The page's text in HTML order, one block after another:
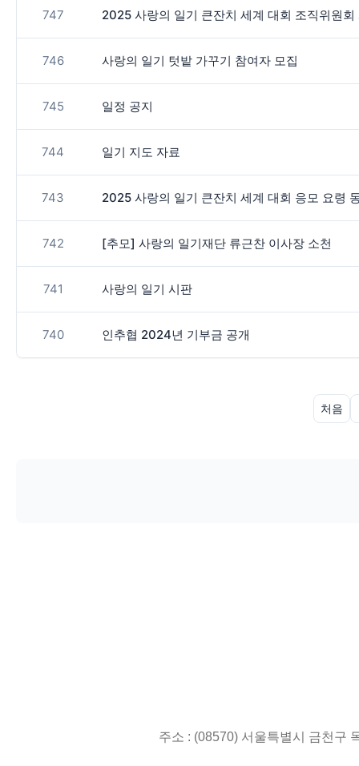
747 2025 사랑의 일기 큰잔치 세계 대회 조직위원회
746 사랑의 일기 텃밭 가꾸기 참여자 모집
745 일정 공지
744 일기 지도 자료
743 2025 사랑의 일기 큰잔치 세계 대회 응모 요령
742 [추모] 사랑의 일기재단 류근찬 이사장 소천
741 사랑의 일기 시판
740 인추협 2024년 기부금 공개
처음
주소 : (08570) 서울특별시 금천구